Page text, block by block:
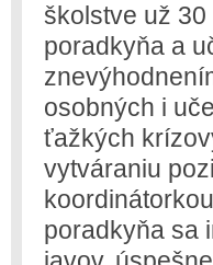
školstve už
poradkyňa a
osobných i
ťažkých
vytváraniu
poradkyňa sa